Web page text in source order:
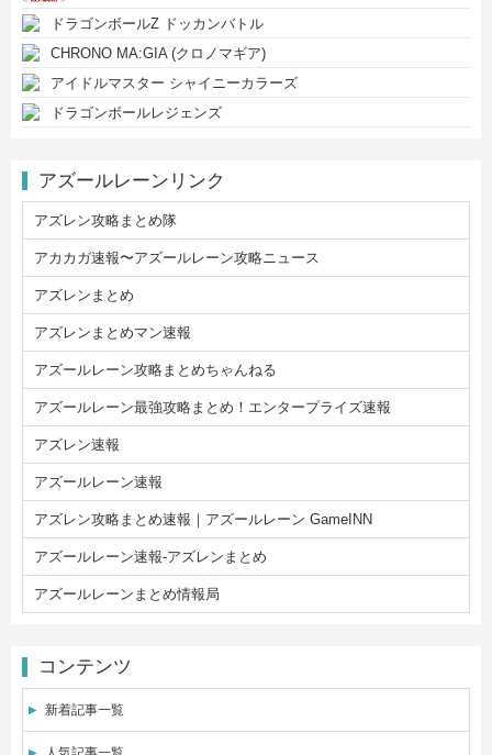
ドラゴンボールZ ドッカンバトル
CHRONO MA:GIA (クロノマギア)
アイドルマスター シャイニーカラーズ
ドラゴンボールレジェンズ
アズールレーンリンク
アズレン攻略まとめ隊
アカカガ速報〜アズールレーン攻略ニュース
アズレンまとめ
アズレンまとめマン速報
アズールレーン攻略まとめちゃんねる
アズールレーン最強攻略まとめ！エンタープライズ速報
アズレン速報
アズールレーン速報
アズレン攻略まとめ速報｜アズールレーン GameINN
アズールレーン速報-アズレンまとめ
アズールレーンまとめ情報局
コンテンツ
新着記事一覧